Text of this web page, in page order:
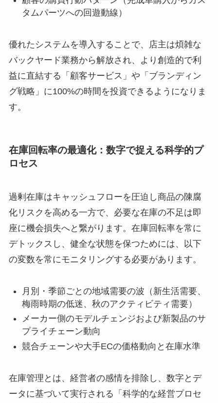
タムパーツへの回遊動線）
優れたシステムを導入することで、店主は煩雑な
バックヤード業務から解放され、より創造的で利
益に直結する「顧客サービス」や「ブランディン
グ戦略」に100%の時間を投資できるようになりま
す。
在庫回転率の最適化：数字で捉える科学的プ
ロセス
過剰在庫はキャッシュフローを圧迫し商品の陳腐
化リスクを高める一方で、必要な在庫の不足は即
座に機会損失へと繋がります。在庫回転率を常に
デトックスし、健全な状態を保つためには、以下
の変数を常にモニタリングする必要があります。
月別・季節ごとの地域需要の波（新生活需要、
梅雨時期の低迷、秋のアクティビティ需要）
メーカー側のモデルチェンジおよび新製品のサ
プライチェーン動向
競合チェーンや大手ECの価格動向と在庫水準
在庫管理とは、経営者の感情を排除し、数字とデ
ータに基づいて実行される「科学的な経営プロセ